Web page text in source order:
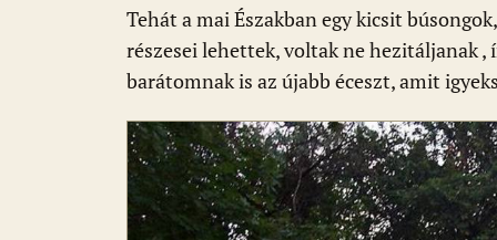
Tehát a mai Északban egy kicsit
részesei lehettek, voltak ne hezitáljanak ,
barátomnak is az újabb éceszt, amit